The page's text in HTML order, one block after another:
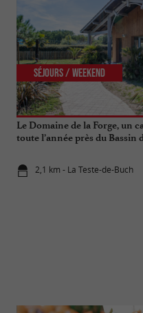
Le Domaine de la Forge, un
toute l’année près du Bassin
2,1 km - La Teste-de-Buch
Séjours / Weekend